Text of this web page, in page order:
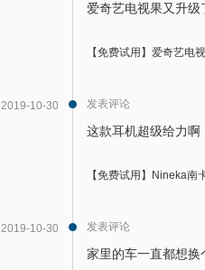
爱奇艺电视果又升级
【免费试用】爱奇艺电
2019-10-30 发表评论
这款耳机超级给力啊
【免费试用】Nineka
2019-10-30 发表评论
家里的车一直都想